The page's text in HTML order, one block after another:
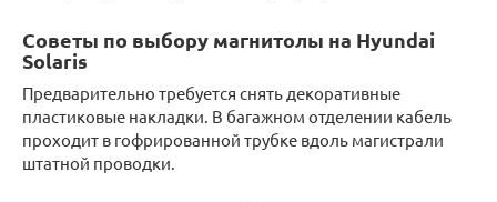
Советы по выбору магнитолы на Hyundai
Solaris
Предварительно требуется снять декоративные
пластиковые накладки. В багажном отделении кабель
проходит в гофрированной трубке вдоль магистрали
штатной проводки.